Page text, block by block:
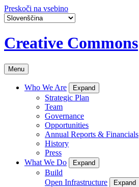
Preskoči na vsebino
Creative Commons
Menu
Who We Are Expand
Strategic Plan
Team
Governance
Opportunities
Annual Reports & Financials
History
Press
What We Do
Expand
Build
Open Infrastructure
Expand